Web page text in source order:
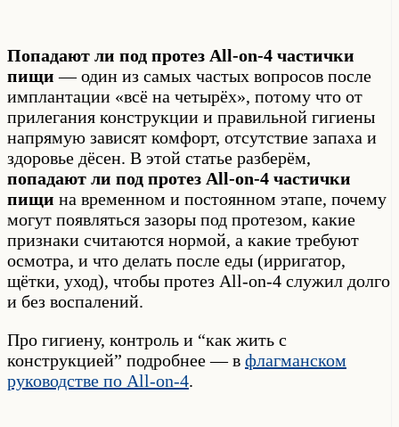
Попадают ли под протез All-on-4 частички
пищи — один из самых частых вопросов после
имплантации «всё на четырёх», потому что от
прилегания конструкции и правильной гигиены
напрямую зависят комфорт, отсутствие запаха и
здоровье дёсен. В этой статье разберём,
попадают ли под протез All-on-4 частички
пищи на временном и постоянном этапе, почему
могут появляться зазоры под протезом, какие
признаки считаются нормой, а какие требуют
осмотра, и что делать после еды (ирригатор,
щётки, уход), чтобы протез All-on-4 служил долго
и без воспалений.
Про гигиену, контроль и “как жить с
конструкцией” подробнее — в флагманском
руководстве по All-on-4.